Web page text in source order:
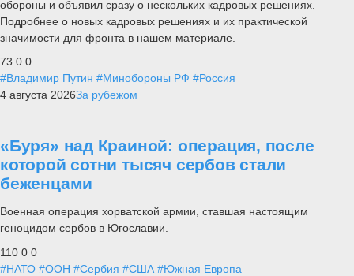
обороны и объявил сразу о нескольких кадровых решениях.
Подробнее о новых кадровых решениях и их практической
значимости для фронта в нашем материале.
73 0 0
#Владимир Путин #Минобороны РФ #Россия
4 августа 2026За рубежом
«Буря» над Краиной: операция, после
которой сотни тысяч сербов стали
беженцами
Военная операция хорватской армии, ставшая настоящим
геноцидом сербов в Югославии.
110 0 0
#НАТО #ООН #Сербия #США #Южная Европа